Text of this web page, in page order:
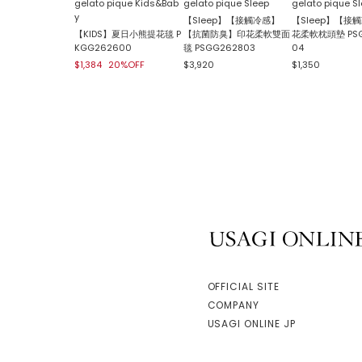
gelato pique Kids&Bab
y
【KIDS】夏日小熊提花毯 P
KGG262600
$1,384 20%OFF
gelato pique Sleep
【Sleep】【接觸冷感】
【抗菌防臭】印花柔軟雙面
毯 PSGG262803
$3,920
gelato pique
【Sleep】【接
花柔軟枕頭墊
04
$1,350
OFFICIAL SITE
COMPANY
USAGI ONLINE JP